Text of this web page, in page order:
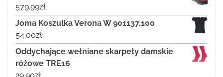
579.99zł
Joma Koszulka Verona W 901137.100
54.00zł
Oddychające wełniane skarpety damskie
różowe TRE16
29.90zł